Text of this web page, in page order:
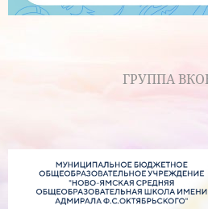
ГРУППА